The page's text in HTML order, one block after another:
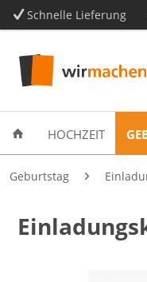
Schnelle Lieferung
HOCHZEIT
Geburtstag